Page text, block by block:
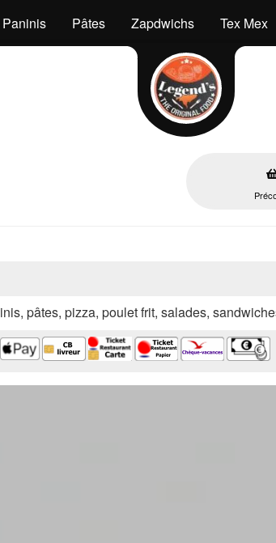
Paninis Pâtes Zapdwichs Tex Mex
pâtes, pizza, poulet frit, salades,